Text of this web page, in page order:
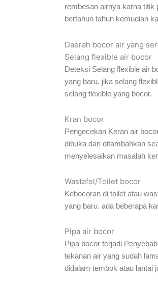
rembesan airnya karna titik
bertahun tahun kemudian
Daerah bocor air yang
Selang flexible air bocor
Deteksi Selang flexible air
yang baru. jika selang
selang flexible yang bocor.
Kran bocor
Pengecekan Keran air
dibuka dan ditambahkan
menyelesaikan masalah
Wastafel/Toilet bocor
Kebocoran di toilet atau
yang baru. ada beberapa
Pipa air bocor
Pipa bocor terjadi
tekanan air yang sudah
didalam tembok atau lantai